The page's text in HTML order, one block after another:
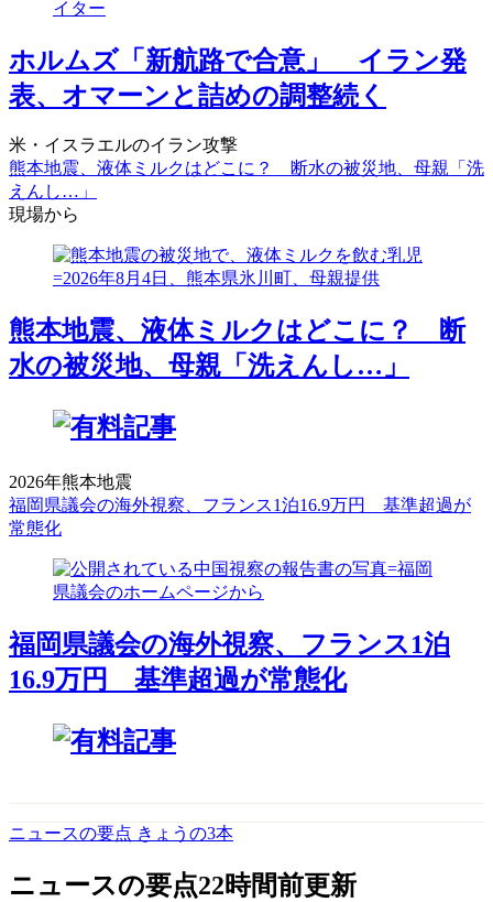
ホルムズ「新航路で合意」 イラン発
表、オマーンと詰めの調整続く
米・イスラエルのイラン攻撃
熊本地震、液体ミルクはどこに？ 断水の被災地、母親「洗
えんし…」
現場から
熊本地震、液体ミルクはどこに？ 断
水の被災地、母親「洗えんし…」
2026年熊本地震
福岡県議会の海外視察、フランス1泊16.9万円 基準超過が
常態化
福岡県議会の海外視察、フランス1泊
16.9万円 基準超過が常態化
ニュースの要点 きょうの3本
ニュースの要点22時間前更新